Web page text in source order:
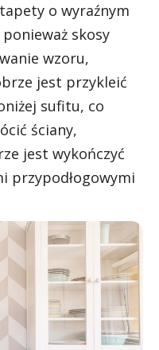
o wyraźnym
skosy
wzoru,
jest przykleić
sufitu, co
ściany,
jest wykończyć
przypodłogowymi